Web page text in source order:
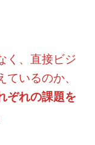
く、直接ビジ
いるのか、
ぞれの課題を